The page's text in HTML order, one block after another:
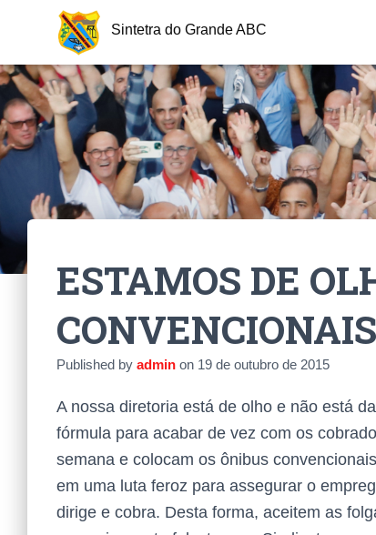
Sintetra do Grande ABC
ESTAMOS DE
Published by admin on 19 de outubro de 2015
A nossa diretoria está de olho e não está
fórmula para acabar de vez com os
semana e colocam os ônibus
em uma luta feroz para assegurar o
dirige e cobra. Desta forma, aceitem as